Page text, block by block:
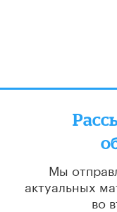
Мы
актуальных
во